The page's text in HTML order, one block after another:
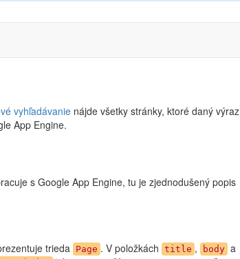
vyhľadávanie nájde všetky stránky, ktoré daný výraz
App Engine.
s Google App Engine, tu je zjednodušený popis
trieda Page . V položkách title , body a